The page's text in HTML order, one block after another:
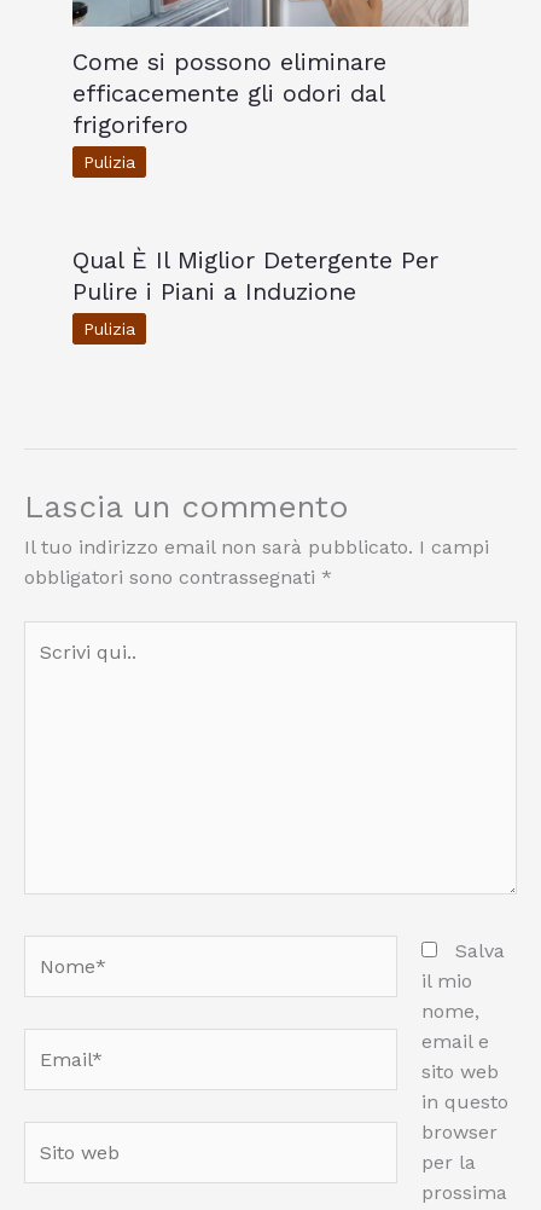
Come si possono eliminare
efficacemente gli odori dal
frigorifero
Pulizia
Qual È Il Miglior Detergente Per
Pulire i Piani a Induzione
Pulizia
Lascia un commento
Il tuo indirizzo email non sarà pubblicato. I campi
obbligatori sono contrassegnati *
qui..
web
Salva
il mio
nome,
email e
sito web
in questo
browser
per la
prossima